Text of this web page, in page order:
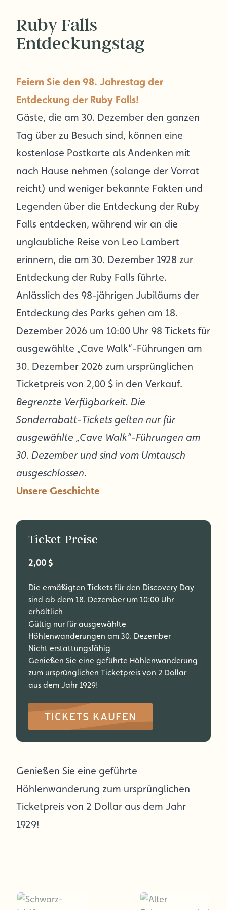
Ruby Falls
Entdeckungstag
Feiern Sie den 98. Jahrestag der
Entdeckung der Ruby Falls!
Gäste, die am 30. Dezember den ganzen
Tag über zu Besuch sind, können eine
kostenlose Postkarte als Andenken mit
nach Hause nehmen (solange der Vorrat
reicht) und weniger bekannte Fakten und
Legenden über die Entdeckung der Ruby
Falls entdecken, während wir an die
unglaubliche Reise von Leo Lambert
erinnern, die am 30. Dezember 1928 zur
Entdeckung der Ruby Falls führte.
Anlässlich des 98-jährigen Jubiläums der
Entdeckung des Parks gehen am 18.
Dezember 2026 um 10:00 Uhr 98 Tickets für
ausgewählte „Cave Walk“-Führungen am
30. Dezember 2026 zum ursprünglichen
Ticketpreis von 2,00 $ in den Verkauf.
Begrenzte Verfügbarkeit. Die
Sonderrabatt-Tickets gelten nur für
ausgewählte „Cave Walk“-Führungen am
30. Dezember und sind vom Umtausch
ausgeschlossen.
Unsere Geschichte
Ticket-Preise
2,00 $
Die ermäßigten Tickets für den Discovery Day
sind ab dem 18. Dezember um 10:00 Uhr
erhältlich
Gültig nur für ausgewählte
Höhlenwanderungen am 30. Dezember
Nicht erstattungsfähig
Genießen Sie eine geführte Höhlenwanderung
zum ursprünglichen Ticketpreis von 2 Dollar
aus dem Jahr 1929!
TICKETS KAUFEN
Genießen Sie eine geführte
Höhlenwanderung zum ursprünglichen
Ticketpreis von 2 Dollar aus dem Jahr
1929!